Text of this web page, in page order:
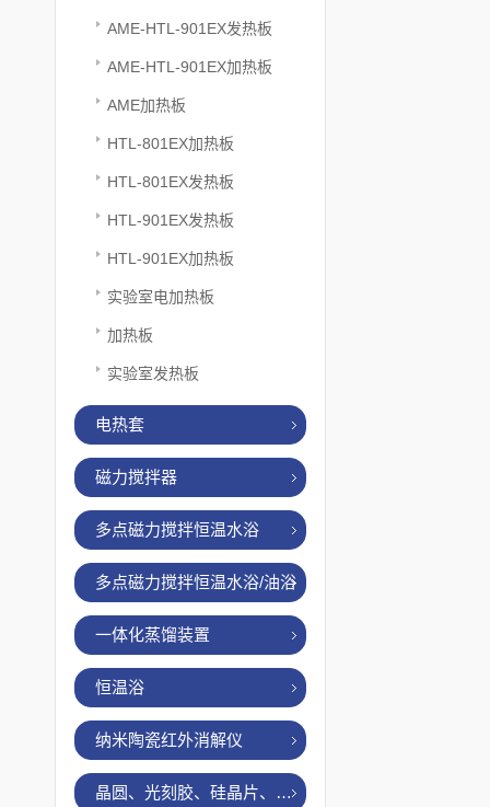
AME-HTL-901EX发热板
AME-HTL-901EX加热板
AME加热板
HTL-801EX加热板
HTL-801EX发热板
HTL-901EX发热板
HTL-901EX加热板
实验室电加热板
加热板
实验室发热板
电热套
磁力搅拌器
多点磁力搅拌恒温水浴
多点磁力搅拌恒温水浴/油浴
一体化蒸馏装置
恒温浴
纳米陶瓷红外消解仪
晶圆、光刻胶、硅晶片、烤胶机